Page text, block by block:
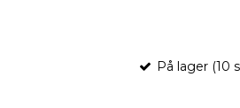
På lager (10